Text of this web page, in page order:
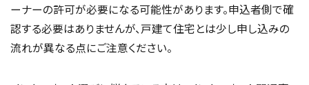
ーナーの許可が必要になる可能性があります。申込者側で確
認する必要はありませんが、戸建て住宅とは少し申し込みの
流れが異なる点にご注意ください。